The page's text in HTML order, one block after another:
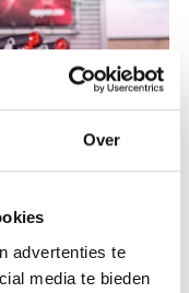
Over
advertenties te
media te bieden